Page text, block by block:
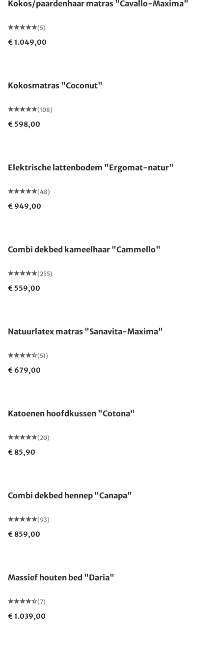
Kokos/paardenhaar matras "Cavallo-Maxima"
(5)
€ 1.049,00
Kokosmatras "Coconut"
(108)
€ 598,00
Elektrische lattenbodem "Ergomat-natur"
(48)
€ 949,00
Combi dekbed kameelhaar "Cammello"
(255)
€ 559,00
Natuurlatex matras "Sanavita-Maxima"
(51)
€ 679,00
Katoenen hoofdkussen "Cotona"
(20)
€ 85,90
Combi dekbed hennep "Canapa"
(93)
€ 859,00
Massief houten bed "Daria"
(7)
€ 1.039,00